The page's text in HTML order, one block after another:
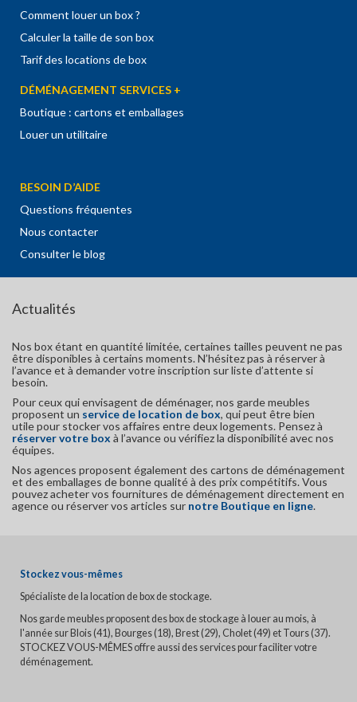
Comment louer un box ?
Calculer la taille de son box
Tarif des locations de box
DÉMÉNAGEMENT SERVICES +
Boutique : cartons et emballages
Louer un utilitaire
BESOIN D’AIDE
Questions fréquentes
Nous contacter
Consulter le blog
Actualités
Nos box étant en quantité limitée, certaines tailles peuvent ne pas
être disponibles à certains moments. N’hésitez pas à réserver à
l’avance et à demander votre inscription sur liste d’attente si
besoin.
Pour ceux qui envisagent de déménager, nos garde meubles
proposent un service de location de box, qui peut être bien
utile pour stocker vos affaires entre deux logements. Pensez à
réserver votre box à l’avance ou vérifiez la disponibilité avec nos
équipes.
Nos agences proposent également des cartons de déménagement
et des emballages de bonne qualité à des prix compétitifs. Vous
pouvez acheter vos fournitures de déménagement directement en
agence ou réserver vos articles sur notre Boutique en ligne.
Stockez vous-mêmes
Spécialiste de la location de box de stockage.
Nos garde meubles proposent des box de stockage à louer au mois, à
l'année sur Blois (41), Bourges (18), Brest (29), Cholet (49) et Tours (37).
STOCKEZ VOUS-MÊMES offre aussi des services pour faciliter votre
déménagement.